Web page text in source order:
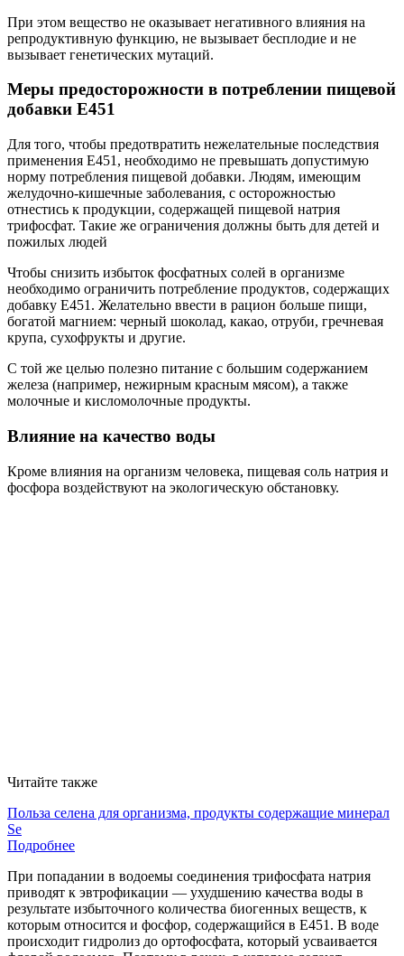
При этом вещество не оказывает негативного влияния на
репродуктивную функцию, не вызывает бесплодие и не
вызывает генетических мутаций.
Меры предосторожности в потреблении пищевой
добавки Е451
Для того, чтобы предотвратить нежелательные последствия
применения Е451, необходимо не превышать допустимую
норму потребления пищевой добавки. Людям, имеющим
желудочно-кишечные заболевания, с осторожностью
отнестись к продукции, содержащей пищевой натрия
трифосфат. Такие же ограничения должны быть для детей и
пожилых людей
Чтобы снизить избыток фосфатных солей в организме
необходимо ограничить потребление продуктов, содержащих
добавку Е451. Желательно ввести в рацион больше пищи,
богатой магнием: черный шоколад, какао, отруби, гречневая
крупа, сухофрукты и другие.
С той же целью полезно питание с большим содержанием
железа (например, нежирным красным мясом), а также
молочные и кисломолочные продукты.
Влияние на качество воды
Кроме влияния на организм человека, пищевая соль натрия и
фосфора воздействуют на экологическую обстановку.
Читайте также
Польза селена для организма, продукты содержащие минерал
Se
Подробнее
При попадании в водоемы соединения трифосфата натрия
приводят к эвтрофикации — ухудшению качества воды в
результате избыточного количества биогенных веществ, к
которым относится и фосфор, содержащийся в Е451. В воде
происходит гидролиз до ортофосфата, который усваивается